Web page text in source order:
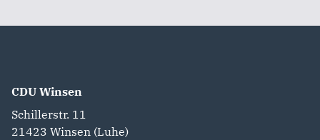
CDU Winsen
Schillerstr. 11
21423 Winsen (Luhe)